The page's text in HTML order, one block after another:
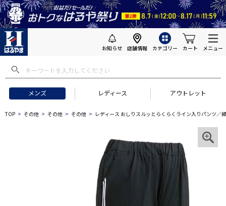
お知らせ 店舗情報 カテゴリー カート メニュー
メンズ レディース アウトレット
TOP その他 その他 その他 レディース おしりスルッとらくらくライン入りパンツ